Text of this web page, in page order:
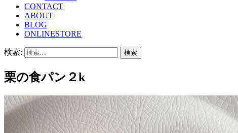
CONTACT
ABOUT
BLOG
ONLINESTORE
検索:
栗の食パン２k